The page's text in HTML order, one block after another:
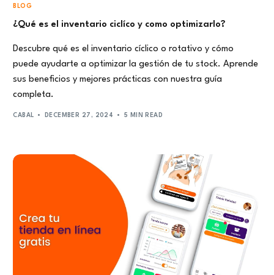
BLOG
¿Qué es el inventario ciclíco y como optimizarlo?
Descubre qué es el inventario cíclico o rotativo y cómo
puede ayudarte a optimizar la gestión de tu stock. Aprende
sus beneficios y mejores prácticas con nuestra guía
completa.
CABAL DECEMBER 27, 2024 5 MIN READ